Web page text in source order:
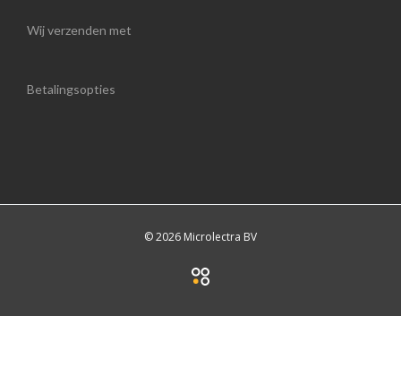
Wij verzenden met
Betalingsopties
© 2026 Microlectra BV